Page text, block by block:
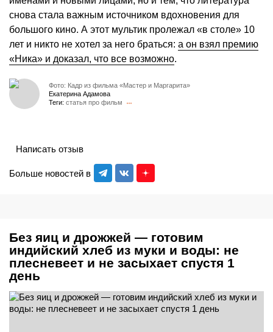
снова стала важным источником вдохновения для
большого кино. А этот мультик пролежал «в столе» 10
лет и никто не хотел за него браться: а он взял премию
«Ника» и доказал, что все возможно.
Фото: Кадр из фильма «Мастер и Маргарита»
Екатерина Адамова
Теги: статья про фильм
Больше новостей в
Написать отзыв
Без яиц и дрожжей — готовим
индийский хлеб из муки и воды: не
плесневеет и не засыхает спустя 1
день